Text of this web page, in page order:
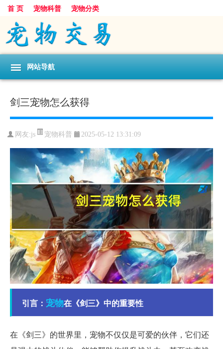
首 页 宠物科普 宠物分类
网站导航
剑三宠物怎么获得
网友:js 宠物科普 2025-05-12 13:31:09
引言： 宠物在《剑三》中的重要性
在《剑三》的世界里，宠物不仅仅是可爱的伙伴，它们还